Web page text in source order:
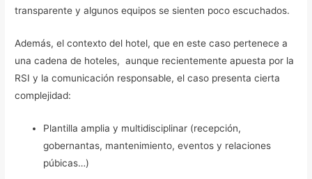
transparente y algunos equipos se sienten poco escuchados.
Además, el contexto del hotel, que en este caso pertenece a
una cadena de hoteles, aunque recientemente apuesta por la
RSI y la comunicación responsable, el caso presenta cierta
complejidad:
Plantilla amplia y multidisciplinar (recepción,
gobernantas, mantenimiento, eventos y relaciones
púbicas…)